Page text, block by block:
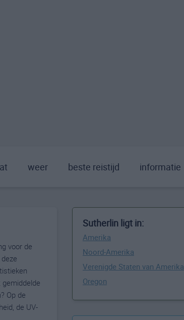
weer beste reistijd informatie
voor de
Op de
de UV-
Sutherlin ligt in:
Amerika
Noord-Amerika
Verenigde Staten van Amerika
Oregon